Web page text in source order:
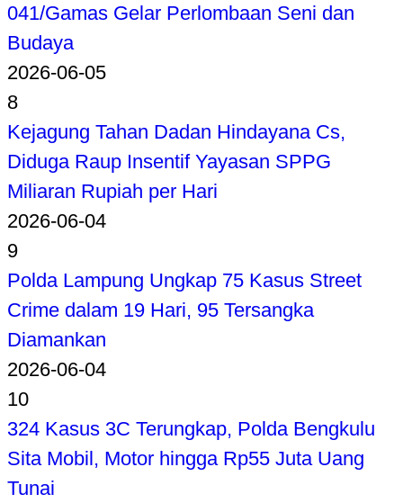
041/Gamas Gelar Perlombaan Seni dan
Budaya
2026-06-05
8
Kejagung Tahan Dadan Hindayana Cs,
Diduga Raup Insentif Yayasan SPPG
Miliaran Rupiah per Hari
2026-06-04
9
Polda Lampung Ungkap 75 Kasus Street
Crime dalam 19 Hari, 95 Tersangka
Diamankan
2026-06-04
10
324 Kasus 3C Terungkap, Polda Bengkulu
Sita Mobil, Motor hingga Rp55 Juta Uang
Tunai